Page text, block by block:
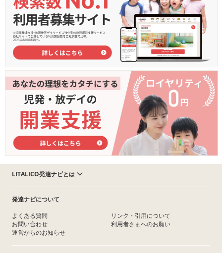
LITALICO発達ナビとは
発達ナビについて
よくある質問
お問い合わせ
運営からのお知らせ
リンク・引用について
利用者さまへのお願い